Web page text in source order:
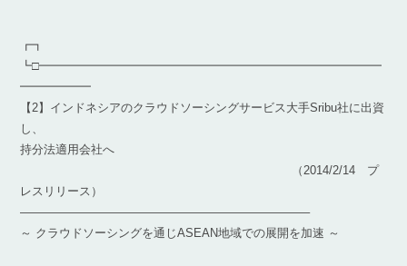
┏┓
┗□━━━━━━━━━━━━━━━━━━━━━━━━━━━━━
━━━━━━
【2】インドネシアのクラウドソーシングサービス大手Sribu社に出資
し、
持分法適用会社へ
（2014/2/14 プ
レスリリース）
————————————————————————–
～ クラウドソーシングを通じASEAN地域での展開を加速 ～